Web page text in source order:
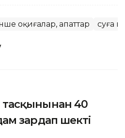
оқиғалар, апаттар суға
40
зардап шекті